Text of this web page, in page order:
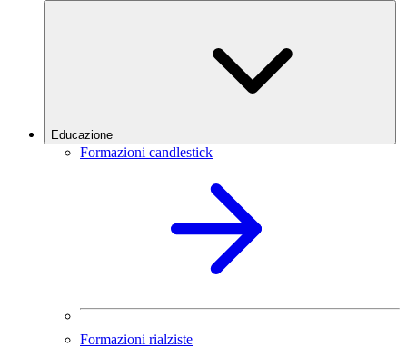
Educazione
Formazioni candlestick
Formazioni rialziste